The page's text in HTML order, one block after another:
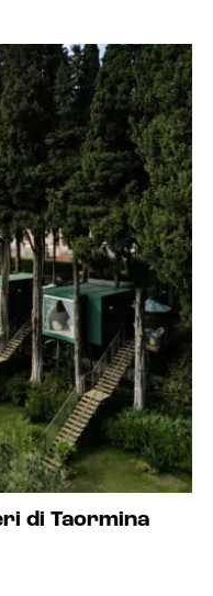
di Taormina